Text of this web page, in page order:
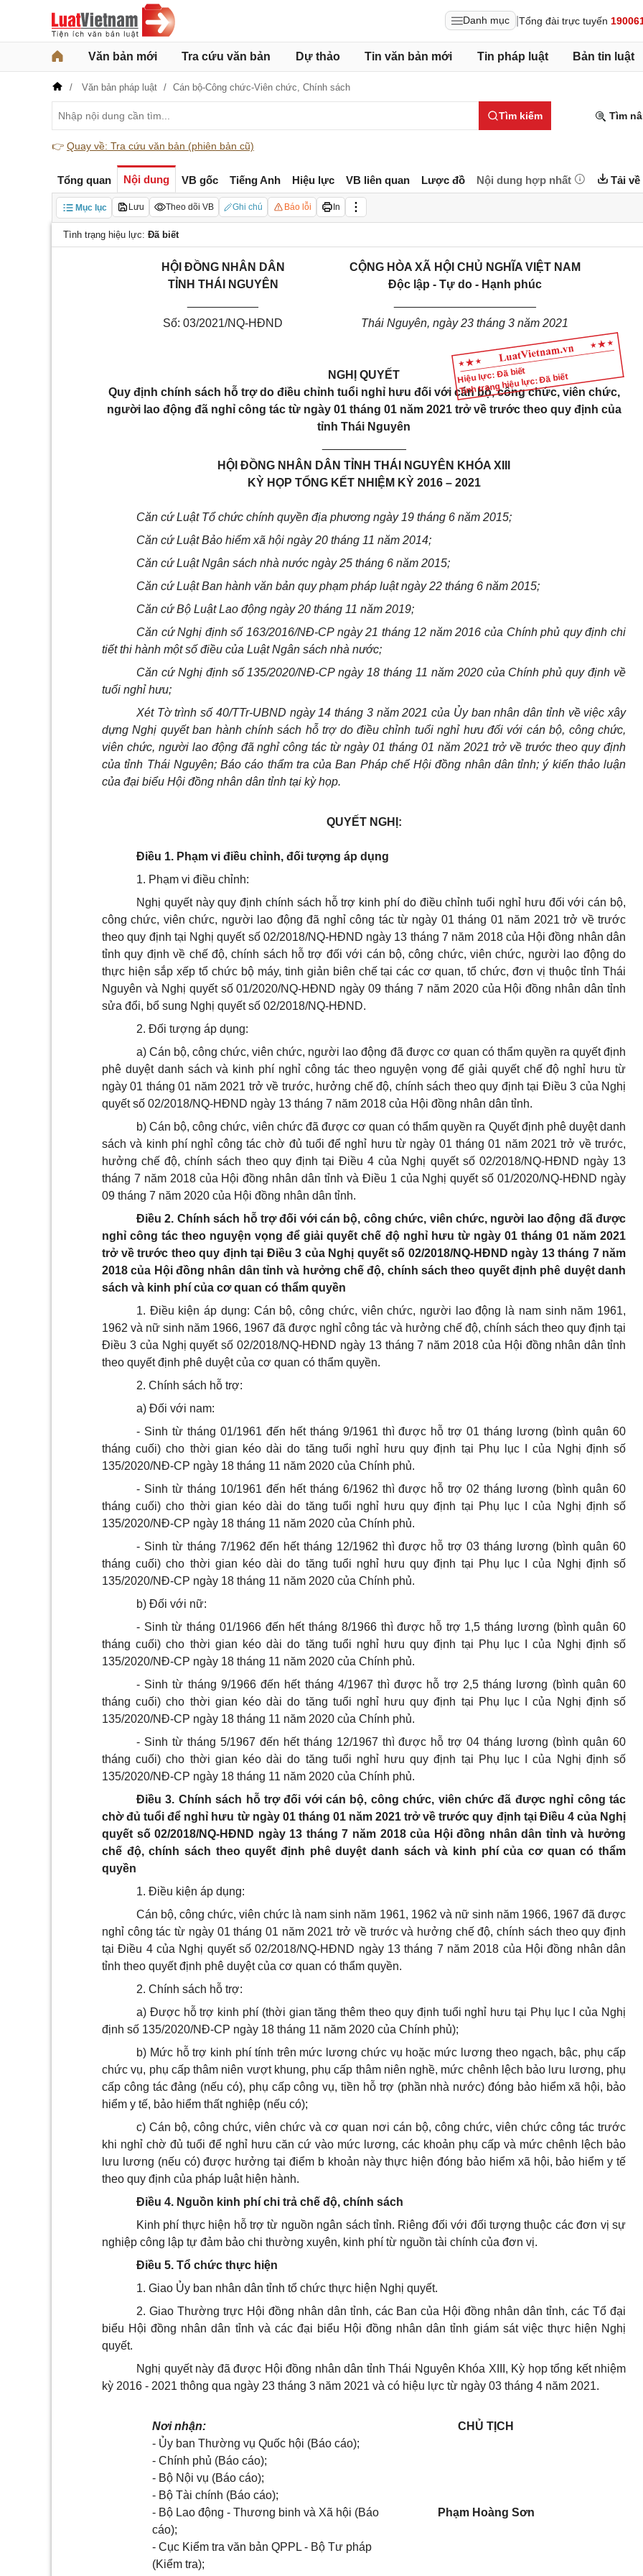
Danh mục Tổng đài trực tuyến
Văn bản mới Tra cứu văn bản Dự thảo Tin văn bản mới Tin pháp luật Bản tin luật
Văn bản pháp luật Cán bộ-Công chức-Viên chức, Chính sách
Tìm kiếm Tìm
👉 Quay về: Tra cứu văn bản (phiên bản cũ)
Tổng quan Nội dung VB gốc Tiếng Anh Hiệu lực VB liên quan Lược đồ Nội dung hợp nhất Tải về
Mục lục Lưu Theo dõi VB Ghi chú Báo lỗi In
Tình trạng hiệu lực: Đã biết
Hiệu lực: Đã biết
Tình trạng hiệu lực: Đã biết
HỘI ĐỒNG NHÂN DÂN
TỈNH THÁI NGUYÊN
CỘNG HÒA XÃ HỘI CHỦ NGHĨA VIỆT NAM
Độc lập - Tự do - Hạnh phúc
Số: 03/2021/NQ-HĐND
Thái Nguyên, ngày 23 tháng 3 năm 2021
NGHỊ QUYẾT
Quy định chính sách hỗ trợ do điều chỉnh tuổi nghỉ hưu đối với cán bộ, công chức, viên chức,
người lao động đã nghỉ công tác từ ngày 01 tháng 01 năm 2021 trở về trước theo quy định của
tỉnh Thái Nguyên
HỘI ĐỒNG NHÂN DÂN TỈNH THÁI NGUYÊN KHÓA XIII
KỲ HỌP TỔNG KẾT NHIỆM KỲ 2016 – 2021
Căn cứ Luật Tổ chức chính quyền địa phương ngày 19 tháng 6 năm 2015;
Căn cứ Luật Bảo hiểm xã hội ngày 20 tháng 11 năm 2014;
Căn cứ Luật Ngân sách nhà nước ngày 25 tháng 6 năm 2015;
Căn cứ Luật Ban hành văn bản quy phạm pháp luật ngày 22 tháng 6 năm 2015;
Căn cứ Bộ Luật Lao động ngày 20 tháng 11 năm 2019;
Căn cứ Nghị định số 163/2016/NĐ-CP ngày 21 tháng 12 năm 2016 của Chính phủ quy định chi
tiết thi hành một số điều của Luật Ngân sách nhà nước;
Căn cứ Nghị định số 135/2020/NĐ-CP ngày 18 tháng 11 năm 2020 của Chính phủ quy định về
tuổi nghỉ hưu;
Xét Tờ trình số 40/TTr-UBND ngày 14 tháng 3 năm 2021 của Ủy ban nhân dân tỉnh về việc xây
dựng Nghị quyết ban hành chính sách hỗ trợ do điều chỉnh tuổi nghỉ hưu đối với cán bộ, công chức,
viên chức, người lao động đã nghỉ công tác từ ngày 01 tháng 01 năm 2021 trở về trước theo quy định
của tỉnh Thái Nguyên; Báo cáo thẩm tra của Ban Pháp chế Hội đồng nhân dân tỉnh; ý kiến thảo luận
của đại biểu Hội đồng nhân dân tỉnh tại kỳ họp.
QUYẾT NGHỊ:
Điều 1. Phạm vi điều chỉnh, đối tượng áp dụng
1. Phạm vi điều chỉnh:
Nghị quyết này quy định chính sách hỗ trợ kinh phí do điều chỉnh tuổi nghỉ hưu đối với cán bộ,
công chức, viên chức, người lao động đã nghỉ công tác từ ngày 01 tháng 01 năm 2021 trở về trước
theo quy định tại Nghị quyết số 02/2018/NQ-HĐND ngày 13 tháng 7 năm 2018 của Hội đồng nhân dân
tỉnh quy định về chế độ, chính sách hỗ trợ đối với cán bộ, công chức, viên chức, người lao động do
thực hiện sắp xếp tổ chức bộ máy, tinh giản biên chế tại các cơ quan, tổ chức, đơn vị thuộc tỉnh Thái
Nguyên và Nghị quyết số 01/2020/NQ-HĐND ngày 09 tháng 7 năm 2020 của Hội đồng nhân dân tỉnh
sửa đổi, bổ sung Nghị quyết số 02/2018/NQ-HĐND.
2. Đối tượng áp dụng:
a) Cán bộ, công chức, viên chức, người lao động đã được cơ quan có thẩm quyền ra quyết định
phê duyệt danh sách và kinh phí nghỉ công tác theo nguyện vọng để giải quyết chế độ nghỉ hưu từ
ngày 01 tháng 01 năm 2021 trở về trước, hưởng chế độ, chính sách theo quy định tại Điều 3 của Nghị
quyết số 02/2018/NQ-HĐND ngày 13 tháng 7 năm 2018 của Hội đồng nhân dân tỉnh.
b) Cán bộ, công chức, viên chức đã được cơ quan có thẩm quyền ra Quyết định phê duyệt danh
sách và kinh phí nghỉ công tác chờ đủ tuổi để nghỉ hưu từ ngày 01 tháng 01 năm 2021 trở về trước,
hưởng chế độ, chính sách theo quy định tại Điều 4 của Nghị quyết số 02/2018/NQ-HĐND ngày 13
tháng 7 năm 2018 của Hội đồng nhân dân tỉnh và Điều 1 của Nghị quyết số 01/2020/NQ-HĐND ngày
09 tháng 7 năm 2020 của Hội đồng nhân dân tỉnh.
Điều 2. Chính sách hỗ trợ đối với cán bộ, công chức, viên chức, người lao động đã được
nghỉ công tác theo nguyện vọng để giải quyết chế độ nghỉ hưu từ ngày 01 tháng 01 năm 2021
trở về trước theo quy định tại Điều 3 của Nghị quyết số 02/2018/NQ-HĐND ngày 13 tháng 7 năm
2018 của Hội đồng nhân dân tỉnh và hưởng chế độ, chính sách theo quyết định phê duyệt danh
sách và kinh phí của cơ quan có thẩm quyền
1. Điều kiện áp dụng: Cán bộ, công chức, viên chức, người lao động là nam sinh năm 1961,
1962 và nữ sinh năm 1966, 1967 đã được nghỉ công tác và hưởng chế độ, chính sách theo quy định tại
Điều 3 của Nghị quyết số 02/2018/NQ-HĐND ngày 13 tháng 7 năm 2018 của Hội đồng nhân dân tỉnh
theo quyết định phê duyệt của cơ quan có thẩm quyền.
2. Chính sách hỗ trợ:
a) Đối với nam:
- Sinh từ tháng 01/1961 đến hết tháng 9/1961 thì được hỗ trợ 01 tháng lương (bình quân 60
tháng cuối) cho thời gian kéo dài do tăng tuổi nghỉ hưu quy định tại Phụ lục I của Nghị định số
135/2020/NĐ-CP ngày 18 tháng 11 năm 2020 của Chính phủ.
- Sinh từ tháng 10/1961 đến hết tháng 6/1962 thì được hỗ trợ 02 tháng lương (bình quân 60
tháng cuối) cho thời gian kéo dài do tăng tuổi nghỉ hưu quy định tại Phụ lục I của Nghị định số
135/2020/NĐ-CP ngày 18 tháng 11 năm 2020 của Chính phủ.
- Sinh từ tháng 7/1962 đến hết tháng 12/1962 thì được hỗ trợ 03 tháng lương (bình quân 60
tháng cuối) cho thời gian kéo dài do tăng tuổi nghỉ hưu quy định tại Phụ lục I của Nghị định số
135/2020/NĐ-CP ngày 18 tháng 11 năm 2020 của Chính phủ.
b) Đối với nữ:
- Sinh từ tháng 01/1966 đến hết tháng 8/1966 thì được hỗ trợ 1,5 tháng lương (bình quân 60
tháng cuối) cho thời gian kéo dài do tăng tuổi nghỉ hưu quy định tại Phụ lục I của Nghị định số
135/2020/NĐ-CP ngày 18 tháng 11 năm 2020 của Chính phủ.
- Sinh từ tháng 9/1966 đến hết tháng 4/1967 thì được hỗ trợ 2,5 tháng lương (bình quân 60
tháng cuối) cho thời gian kéo dài do tăng tuổi nghỉ hưu quy định tại Phụ lục I của Nghị định số
135/2020/NĐ-CP ngày 18 tháng 11 năm 2020 của Chính phủ.
- Sinh từ tháng 5/1967 đến hết tháng 12/1967 thì được hỗ trợ 04 tháng lương (bình quân 60
tháng cuối) cho thời gian kéo dài do tăng tuổi nghỉ hưu quy định tại Phụ lục I của Nghị định số
135/2020/NĐ-CP ngày 18 tháng 11 năm 2020 của Chính phủ.
Điều 3. Chính sách hỗ trợ đối với cán bộ, công chức, viên chức đã được nghỉ công tác
chờ đủ tuổi để nghỉ hưu từ ngày 01 tháng 01 năm 2021 trở về trước quy định tại Điều 4 của Nghị
quyết số 02/2018/NQ-HĐND ngày 13 tháng 7 năm 2018 của Hội đồng nhân dân tỉnh và hưởng
chế độ, chính sách theo quyết định phê duyệt danh sách và kinh phí của cơ quan có thẩm
quyền
1. Điều kiện áp dụng:
Cán bộ, công chức, viên chức là nam sinh năm 1961, 1962 và nữ sinh năm 1966, 1967 đã được
nghỉ công tác từ ngày 01 tháng 01 năm 2021 trở về trước và hưởng chế độ, chính sách theo quy định
tại Điều 4 của Nghị quyết số 02/2018/NQ-HĐND ngày 13 tháng 7 năm 2018 của Hội đồng nhân dân
tỉnh theo quyết định phê duyệt của cơ quan có thẩm quyền.
2. Chính sách hỗ trợ:
a) Được hỗ trợ kinh phí (thời gian tăng thêm theo quy định tuổi nghỉ hưu tại Phụ lục I của Nghị
định số 135/2020/NĐ-CP ngày 18 tháng 11 năm 2020 của Chính phủ);
b) Mức hỗ trợ kinh phí tính trên mức lương chức vụ hoặc mức lương theo ngạch, bậc, phụ cấp
chức vụ, phụ cấp thâm niên vượt khung, phụ cấp thâm niên nghề, mức chênh lệch bảo lưu lương, phụ
cấp công tác đảng (nếu có), phụ cấp công vụ, tiền hỗ trợ (phần nhà nước) đóng bảo hiểm xã hội, bảo
hiểm y tế, bảo hiểm thất nghiệp (nếu có);
c) Cán bộ, công chức, viên chức và cơ quan nơi cán bộ, công chức, viên chức công tác trước
khi nghỉ chờ đủ tuổi để nghỉ hưu căn cứ vào mức lương, các khoản phụ cấp và mức chênh lệch bảo
lưu lương (nếu có) được hưởng tại điểm b khoản này thực hiện đóng bảo hiểm xã hội, bảo hiểm y tế
theo quy định của pháp luật hiện hành.
Điều 4. Nguồn kinh phí chi trả chế độ, chính sách
Kinh phí thực hiện hỗ trợ từ nguồn ngân sách tỉnh. Riêng đối với đối tượng thuộc các đơn vị sự
nghiệp công lập tự đảm bảo chi thường xuyên, kinh phí từ nguồn tài chính của đơn vị.
Điều 5. Tổ chức thực hiện
1. Giao Ủy ban nhân dân tỉnh tổ chức thực hiện Nghị quyết.
2. Giao Thường trực Hội đồng nhân dân tỉnh, các Ban của Hội đồng nhân dân tỉnh, các Tổ đại
biểu Hội đồng nhân dân tỉnh và các đại biểu Hội đồng nhân dân tỉnh giám sát việc thực hiện Nghị
quyết.
Nghị quyết này đã được Hội đồng nhân dân tỉnh Thái Nguyên Khóa XIII, Kỳ họp tổng kết nhiệm
kỳ 2016 - 2021 thông qua ngày 23 tháng 3 năm 2021 và có hiệu lực từ ngày 03 tháng 4 năm 2021.
Nơi nhận:
- Ủy ban Thường vụ Quốc hội (Báo cáo);
- Chính phủ (Báo cáo);
- Bộ Nội vụ (Báo cáo);
- Bộ Tài chính (Báo cáo);
- Bộ Lao động - Thương binh và Xã hội (Báo
cáo);
- Cục Kiểm tra văn bản QPPL - Bộ Tư pháp
(Kiểm tra);
CHỦ TỊCH
Phạm Hoàng Sơn